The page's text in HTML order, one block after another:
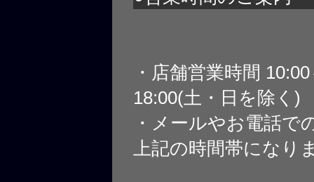
・店舗営業時間
18:00(土・日を除く)
・メールやお電話で
上記の時間帯になり